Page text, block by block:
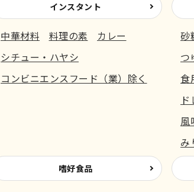
インスタント
中華材料 料理の素
カレー
シチュー・ハヤシ
コンビニエンスフード（業）除く
砂
つ
食
風
み
嗜好食品